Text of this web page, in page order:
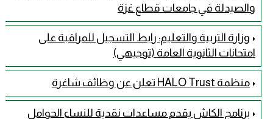
والصيدلة في جامعات قطاع غزة
وزارة التربية والتعليم: رابط التسجيل للمراقبة على
امتحانات الثانوية العامة (توجيهي)
منظمة HALO Trust تعلن عن وظائف شاغرة
برنامج الكاش يقدم مساعدات نقدية للنساء الحوامل